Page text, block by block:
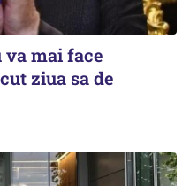
va mai face
ziua sa de